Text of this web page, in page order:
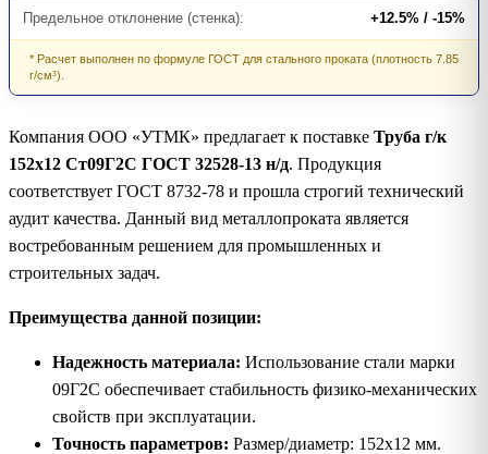
Предельное отклонение (стенка): +12.5% / -15%
* Расчет выполнен по формуле ГОСТ для стального проката (плотность 7.85
г/см³).
Компания ООО «УТМК» предлагает к поставке Труба г/к
152х12 Ст09Г2С ГОСТ 32528-13 н/д. Продукция
соответствует ГОСТ 8732-78 и прошла строгий технический
аудит качества. Данный вид металлопроката является
востребованным решением для промышленных и
строительных задач.
Преимущества данной позиции:
Надежность материала: Использование стали марки
09Г2С обеспечивает стабильность физико-механических
свойств при эксплуатации.
Точность параметров: Размер/диаметр: 152х12 мм.